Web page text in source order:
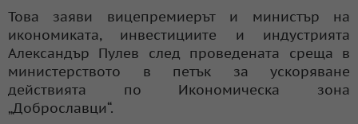
Това заяви вицепремиерът и министър на
икономиката, инвестициите и индустрията
Александър Пулев след проведената среща в
министерството в петък за ускоряване
действията по Икономическа зона
„Доброславци“.